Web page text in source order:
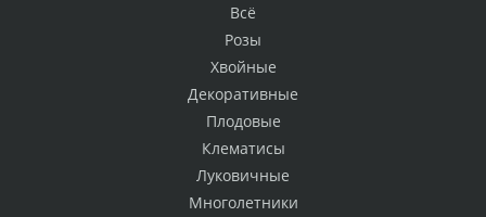
Всё
Розы
Хвойные
Декоративные
Плодовые
Клематисы
Луковичные
Многолетники